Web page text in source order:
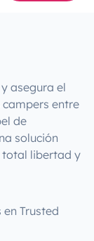
asegura el
entre
de
solución
total libertad y
Trusted